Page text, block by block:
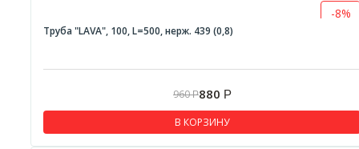
-8%
Труба "LAVA", 100, L=500, нерж. 439 (0,8)
960Р880 Р
В КОРЗИНУ